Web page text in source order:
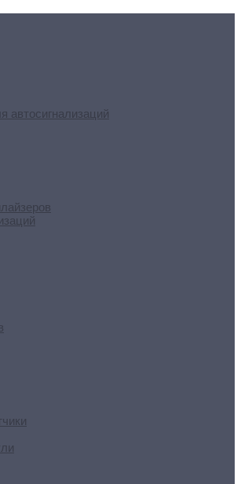
автосигнализаций